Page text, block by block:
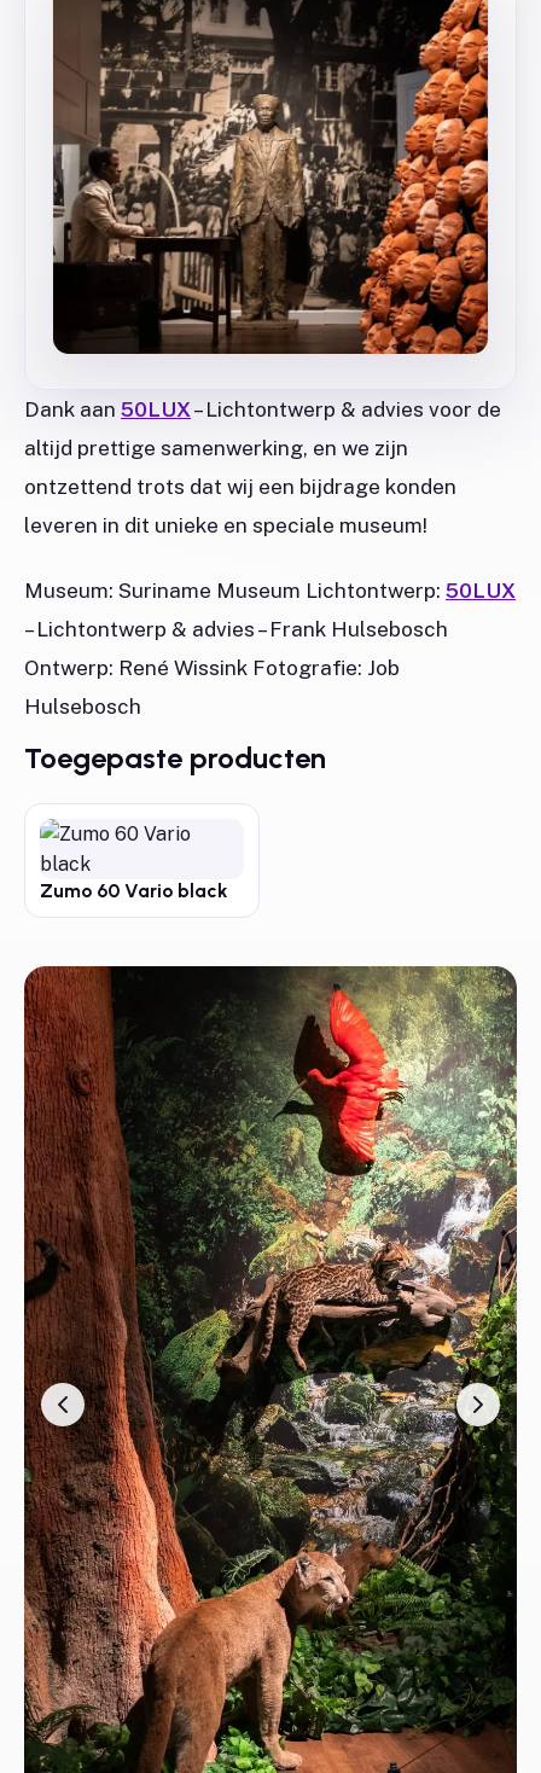
Dank aan 50LUX– Lichtontwerp & advies voor de
altijd prettige samenwerking, en we zijn
ontzettend trots dat wij een bijdrage konden
leveren in dit unieke en speciale museum!
Museum: Suriname Museum Lichtontwerp: 50LUX
– Lichtontwerp & advies – Frank Hulsebosch
Ontwerp: René Wissink Fotografie: Job
Hulsebosch
Toegepaste producten
Zumo 60 Vario black